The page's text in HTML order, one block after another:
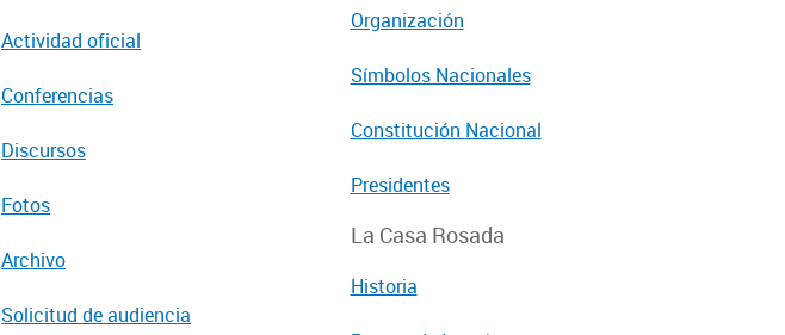
Actividad oficial
Conferencias
Discursos
Fotos
Archivo
Solicitud de audiencia
Organización
Símbolos Nacionales
Constitución Nacional
Presidentes
La Casa Rosada
Historia